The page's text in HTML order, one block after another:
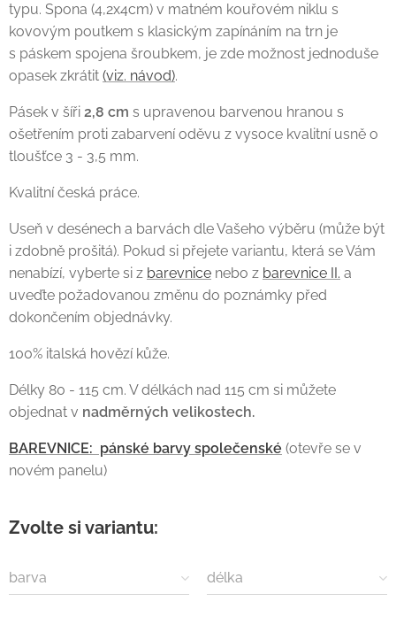
typu. Spona (4,2x4cm) v matném kouřovém niklu s
kovovým poutkem s klasickým zapínáním na trn je
s páskem spojena šroubkem, je zde možnost jednoduše
opasek zkrátit (viz. návod).
Pásek v šíři 2,8 cm s upravenou barvenou hranou s
ošetřením proti zabarvení oděvu z vysoce kvalitní usně o
tloušťce 3 - 3,5 mm.
Kvalitní česká práce.
Useň v desénech a barvách dle Vašeho výběru (může být
i zdobně prošitá). Pokud si přejete variantu, která se Vám
nenabízí, vyberte si z barevnice nebo z barevnice II. a
uveďte požadovanou změnu do poznámky před
dokončením objednávky.
100% italská hovězí kůže.
Délky 80 - 115 cm. V délkách nad 115 cm si můžete
objednat v nadměrných velikostech.
BAREVNICE: pánské barvy společenské (otevře se v
novém panelu)
Zvolte si variantu:
barva délka